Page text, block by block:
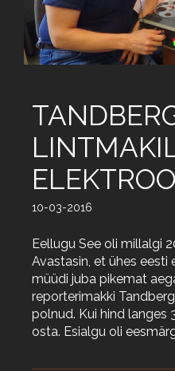
10-03-2016
Eellugu See oli millalgi
Avastasin, et ühes
müüdi juba pikemat
reporterimakki
polnud. Kui hind langes
osta. Esialgu oli